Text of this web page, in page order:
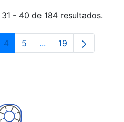
- 40 de 184 resultados.
Página
4 Página
5 ...Páginas intermedias
Página
19